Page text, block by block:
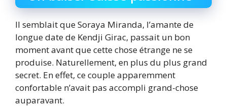
Il semblait que Soraya Miranda, l’amante de
longue date de Kendji Girac, passait un bon
moment avant que cette chose étrange ne se
produise. Naturellement, en plus du plus grand
secret. En effet, ce couple apparemment
confortable n’avait pas accompli grand-chose
auparavant.